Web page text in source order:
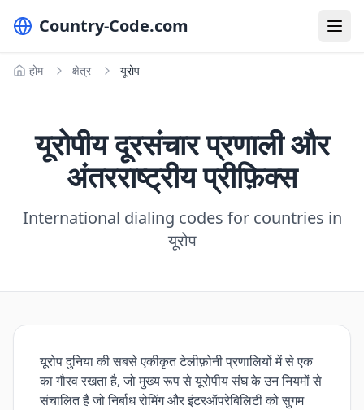
Country-Code.com
होम क्षेत्र यूरोप
यूरोपीय दूरसंचार प्रणाली और
अंतरराष्ट्रीय प्रीफ़िक्स
International dialing codes for countries in
यूरोप
यूरोप दुनिया की सबसे एकीकृत टेलीफ़ोनी प्रणालियों में से एक
का गौरव रखता है, जो मुख्य रूप से यूरोपीय संघ के उन नियमों से
संचालित है जो निर्बाध रोमिंग और इंटरऑपरेबिलिटी को सुगम